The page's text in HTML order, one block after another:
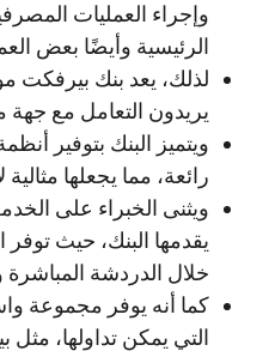
وإجراء العمليات
الرئيسية وأيضًا بعض
لذلك، يعد بنك بيرفكت
يريدون التعامل مع
ويتميز البنك بتوفير
رائعة، مما يجعلها
ويثنى الخبراء على
يقدمها البنك، حيث
خلال الدردشة المباشرة
كما أنه يوفر مجموعة
التي يمكن تداولها، مثل